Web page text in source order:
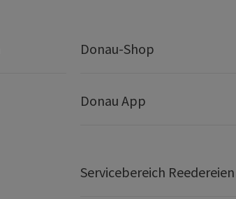
Donau-Shop
Donau App
Servicebereich Reedereien